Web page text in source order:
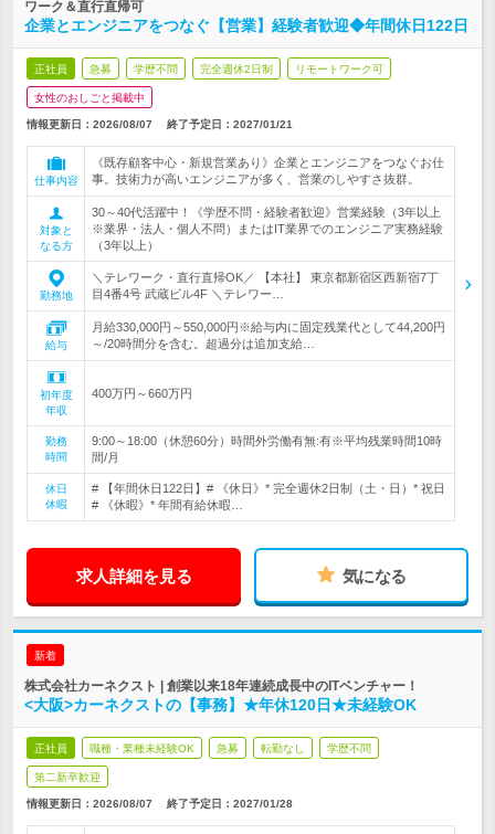
ワーク＆直行直帰可
企業とエンジニアをつなぐ【営業】経験者歓迎◆年間休日122日
正社員 急募 学歴不問 完全週休2日制 リモートワーク可
女性のおしごと掲載中
情報更新日：2026/08/07 終了予定日： 2027/01/21
仕事内容
《既存顧客中心・新規営業あり》企業とエンジニアをつなぐお仕
事。技術力が高いエンジニアが多く、営業のしやすさ抜群。
対象と
なる方
30～40代活躍中！《学歴不問・経験者歓迎》営業経験（3年以上
※業界・法人・個人不問）またはIT業界でのエンジニア実務経験
（3年以上）
勤務地
＼テレワーク・直行直帰OK／ 【本社】 東京都新宿区西新宿7丁
目4番4号 武蔵ビル4F ＼テレワー…
給与
月給330,000円～550,000円※給与内に固定残業代として44,200円
～/20時間分を含む。超過分は追加支給…
初年度
年収
400万円～660万円
勤務
時間
9:00～18:00（休憩60分）時間外労働有無:有※平均残業時間10時
間/月
休日
休暇
# 【年間休日122日】# 《休日》* 完全週休2日制（土・日）* 祝日
# 《休暇》* 年間有給休暇…
求人詳細を見る 気になる
新着
株式会社カーネクスト | 創業以来18年連続成長中のITベンチャー！
<大阪>カーネクストの【事務】★年休120日★未経験OK
正社員 職種・業種未経験OK 急募 転勤なし 学歴不問
第二新卒歓迎
情報更新日：2026/08/07 終了予定日： 2027/01/28